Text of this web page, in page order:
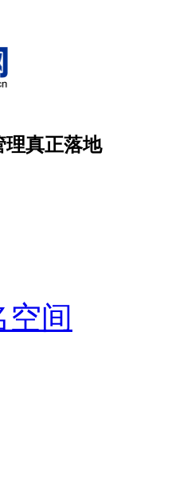
理真正落地
空间